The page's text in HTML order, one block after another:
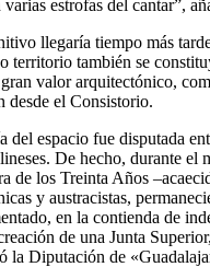
estrofas del cantar”,
llegaría tiempo más
territorio también se
valor arquitectónico,
desde el Consistorio.
del espacio fue disputada
De hecho, durante
de los Treinta Años
y austracistas,
en la contienda de
de una Junta
la Diputación de